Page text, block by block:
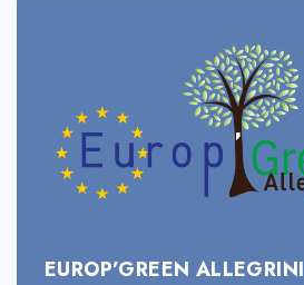
EUROP’GREEN ALLEGRINI